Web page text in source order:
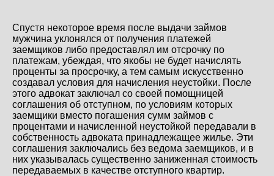
Спустя некоторое время после выдачи займов
мужчина уклонялся от получения платежей
заемщиков либо предоставлял им отсрочку по
платежам, убеждая, что якобы не будет начислять
проценты за просрочку, а тем самым искусственно
создавал условия для начисления неустойки. После
этого адвокат заключал со своей помощницей
соглашения об отступном, по условиям которых
заемщики вместо погашения сумм займов с
процентами и начисленной неустойкой передавали в
собственность адвоката принадлежащее жилье. Эти
соглашения заключались без ведома заемщиков, и в
них указывалась существенно заниженная стоимость
передаваемых в качестве отступного квартир.